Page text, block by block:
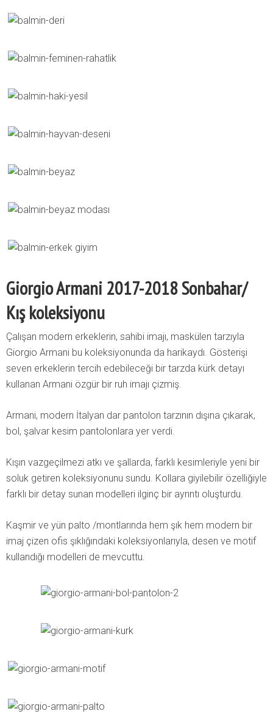
Giorgio Armani 2017-2018 Sonbahar/
Kış koleksiyonu
Çalışan modern erkeklerin, sahibi imajı, maskülen tarzıyla
Giorgio Armani bu koleksiyonunda da harikaydı. Gösterişi
seven erkeklerin tercih edebileceği bir tarzda kürk detayı
kullanan Armani özgür bir ruh imajı çizmiş.
Armani, modern İtalyan dar pantolon tarzının dışına çıkarak,
bol, şalvar kesim pantolonlara yer verdi.
Kışın vazgeçilmezi atkı ve şallarda, farklı kesimleriyle yeni bir
soluk getiren koleksiyonunu sundu. Kollara giyilebilir özelliğiyle
farklı bir detay sunan modelleri ilginç bir ayrıntı oluşturdu.
Kaşmir ve yün palto /montlarında hem şık hem modern bir
imaj çizen ofis şıklığındaki koleksiyonlarıyla, desen ve motif
kullandığı modelleri de mevcuttu.